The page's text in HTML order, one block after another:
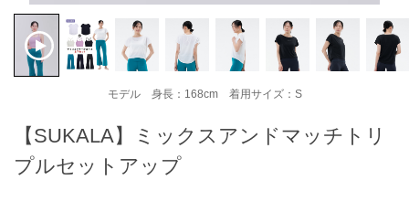
モデル 身長：168cm 着用サイズ：S
【SUKALA】ミックスアンドマッチトリ
プルセットアップ